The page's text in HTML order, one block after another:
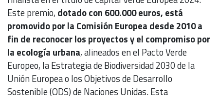
Este premio, dotado con 600.000 euros, está
promovido por la Comisión Europea desde 2010 a
fin de reconocer los proyectos y el compromiso por
la ecología urbana, alineados en el Pacto Verde
Europeo, la Estrategia de Biodiversidad 2030 de la
Unión Europea o los Objetivos de Desarrollo
Sostenible (ODS) de Naciones Unidas. Esta